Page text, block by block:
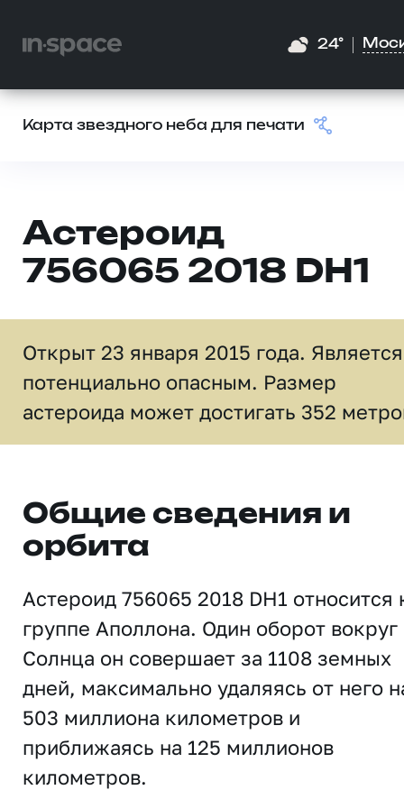
24°
Карта звездного неба для печати
Астероид
756065 2018 DH1
Открыт 23 января 2015 года. Является
потенциально опасным. Размер
астероида может достигать 352
Общие сведения и
орбита
Астероид 756065 2018 DH1 относится
группе Аполлона. Один оборот вокруг
Солнца он совершает за 1108 земных
дней, максимально удаляясь от него
503 миллиона километров и
приближаясь на 125 миллионов
километров.